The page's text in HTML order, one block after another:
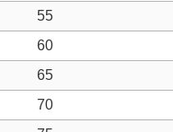
55
60
65
70